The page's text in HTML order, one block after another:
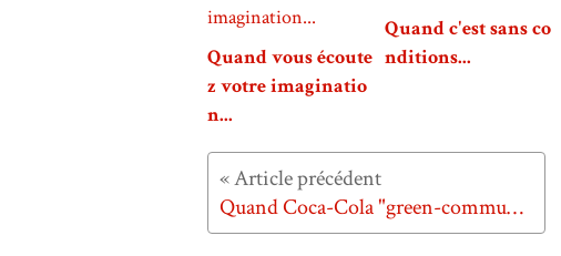
Quand vous écoute
z votre imaginatio
n...
Quand c'est sans co
nditions...
Quand Coca-Cola "green-communique"...